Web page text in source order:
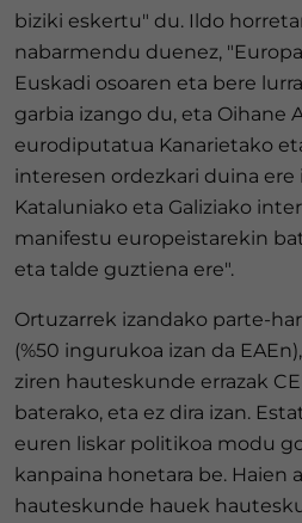
biziki eskertu" du. Ildo
nabarmendu duenez,
Euskadi osoaren eta bere
garbia izango du, eta Oihane
eurodiputatua Kanarietako
interesen ordezkari duina ere
Kataluniako eta Galiziako
manifestu europeistarekin
eta talde guztiena ere".
Ortuzarrek izandako parte-
(%50 ingurukoa izan da
ziren hauteskunde errazak
baterako, eta ez dira izan.
euren liskar politikoa modu
kanpaina honetara be. Haien
hauteskunde hauek